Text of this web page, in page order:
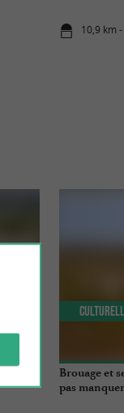
10,9 km
Brouage et
pas